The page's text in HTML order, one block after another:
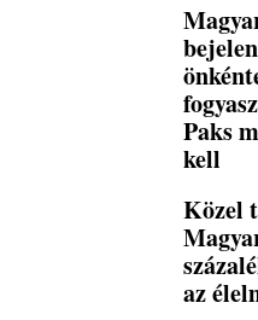
Paks
kell
Közel
az